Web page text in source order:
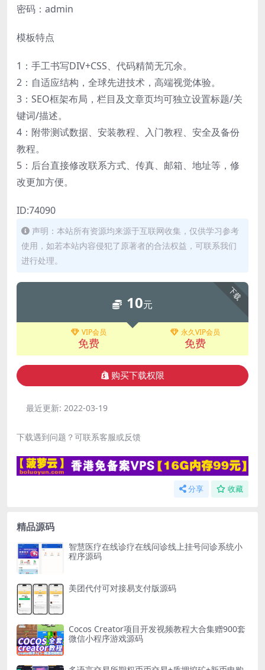
密码：admin
模板特点
1：手工书写DIV+CSS、代码精简无冗余。
2：自适应结构，全球先进技术，高端视觉体验。
3：SEO框架布局，栏目及文章页均可独立设置标题/关
键词/描述。
4：附带测试数据、安装教程、入门教程、安全及备份
教程。
5：后台直接修改联系方式、传真、邮箱、地址等，修
改更加方便。
ID:74090
声明：本站所有资源均来源于互联网收集，仅供学习参考
使用，如若本站内容侵犯了原著者的合法权益，可联系我们
进行处理。
下载
10元
VIP会员
免费
永久VIP会员
免费
购买下载权限
最近更新: 2022-03-19
下载遇到问题？可联系客服或反馈
分享 收藏
精品源码
智慧医疗在线诊疗在线问诊线上挂号问诊系统小
程序源码
美团代付可对接易支付版源码
Cocos Creator项目开发视频教程大合集赠900套
微信小程序游戏源码